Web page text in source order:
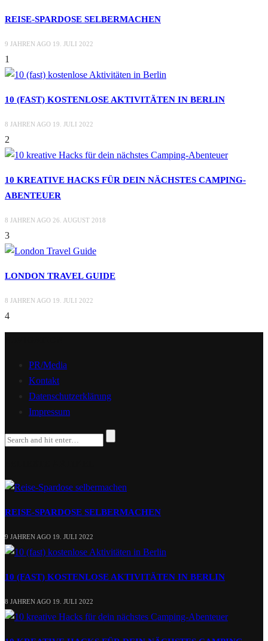
REISE-SPARDOSE SELBERMACHEN
9 JAHREN AGO 19. JULI 2022
1
10 (FAST) KOSTENLOSE AKTIVITÄTEN IN BERLIN
8 JAHREN AGO 19. JULI 2022
2
10 KREATIVE HACKS FÜR DEIN NÄCHSTES CAMPING-
ABENTEUER
8 JAHREN AGO 26. AUGUST 2018
3
LONDON TRAVEL GUIDE
8 JAHREN AGO 19. JULI 2022
4
PR/Media
Kontakt
Datenschutzerklärung
Impressum
REISE-SPARDOSE SELBERMACHEN
9 JAHREN AGO 19. JULI 2022
10 (FAST) KOSTENLOSE AKTIVITÄTEN IN BERLIN
8 JAHREN AGO 19. JULI 2022